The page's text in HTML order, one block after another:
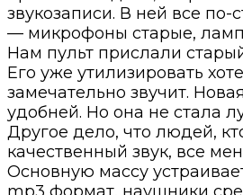
звукозаписи. В ней все по-
— микрофоны старые,
Нам пульт прислали
Его уже утилизировать
замечательно звучит.
удобней. Но она не стала
Другое дело, что людей,
качественный звук, все
Основную массу